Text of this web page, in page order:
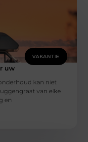
VAKANTIE
uw
kan niet
van elke
en